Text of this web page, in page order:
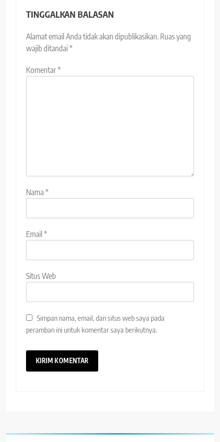
TINGGALKAN BALASAN
Alamat email Anda tidak akan dipublikasikan. Ruas yang
wajib ditandai*
Komentar*
Nama*
Email *
Situs Web
Simpan nama, email, dan situs web saya pada
peramban ini untuk komentar saya berikutnya.